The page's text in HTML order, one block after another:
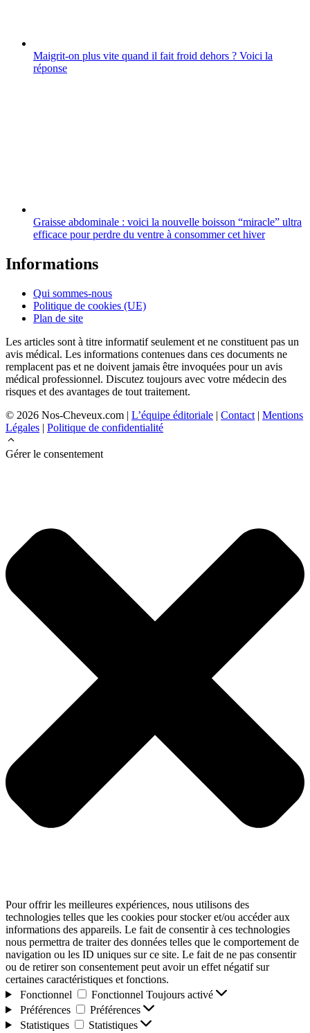
Maigrit-on plus vite quand il fait froid dehors ? Voici la
réponse
Graisse abdominale : voici la nouvelle boisson “miracle” ultra
efficace pour perdre du ventre à consommer cet hiver
Informations
Qui sommes-nous
Politique de cookies (UE)
Plan de site
Les articles sont à titre informatif seulement et ne constituent pas un
avis médical. Les informations contenues dans ces documents ne
remplacent pas et ne doivent jamais être invoquées pour un avis
médical professionnel. Discutez toujours avec votre médecin des
risques et des avantages de tout traitement.
© 2026 Nos-Cheveux.com | L’équipe éditoriale | Contact | Mentions
Légales | Politique de confidentialité
Gérer le consentement
Pour offrir les meilleures expériences, nous utilisons des
technologies telles que les cookies pour stocker et/ou accéder aux
informations des appareils. Le fait de consentir à ces technologies
nous permettra de traiter des données telles que le comportement de
navigation ou les ID uniques sur ce site. Le fait de ne pas consentir
ou de retirer son consentement peut avoir un effet négatif sur
certaines caractéristiques et fonctions.
Fonctionnel
Fonctionnel Toujours activé
Préférences
Préférences
Statistiques
Statistiques